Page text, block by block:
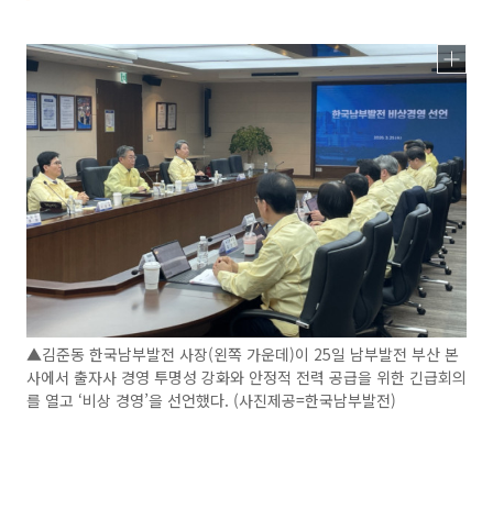
▲김준동 한국남부발전 사장(왼쪽 가운데)이 25일 남부발전 부산 본
사에서 출자사 경영 투명성 강화와 안정적 전력 공급을 위한 긴급회의
를 열고 ‘비상 경영’을 선언했다. (사진제공=한국남부발전)